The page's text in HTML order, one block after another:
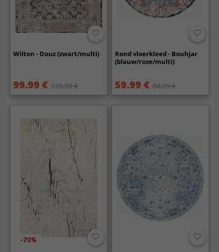
Wilton - Douz (zwart/multi)
99.99 € 129.99 €
Rond vloerkleed - Bouhjar
(blauw/roze/multi)
59.99 € 84.99 €
-70%